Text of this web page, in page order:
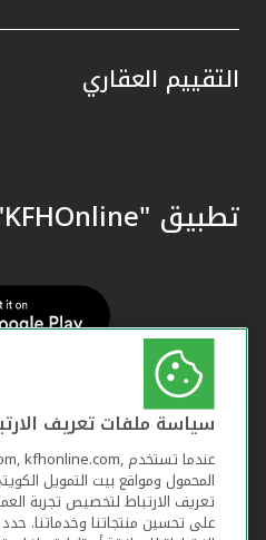
التقييم العقاري
تطبيق "KFHOnline" للهواتف الذكية
سياسة ملفات تعريف
المحمول ومواقع بيت التمويل
تعريف الارتباط لتخصيص تجربة
على تحسين منتجاتنا وخدماتنا.